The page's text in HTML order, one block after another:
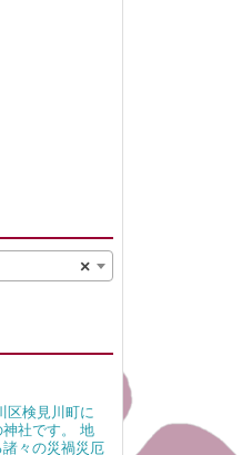
×
区検見川町に
社です。 地
々の災禍災厄